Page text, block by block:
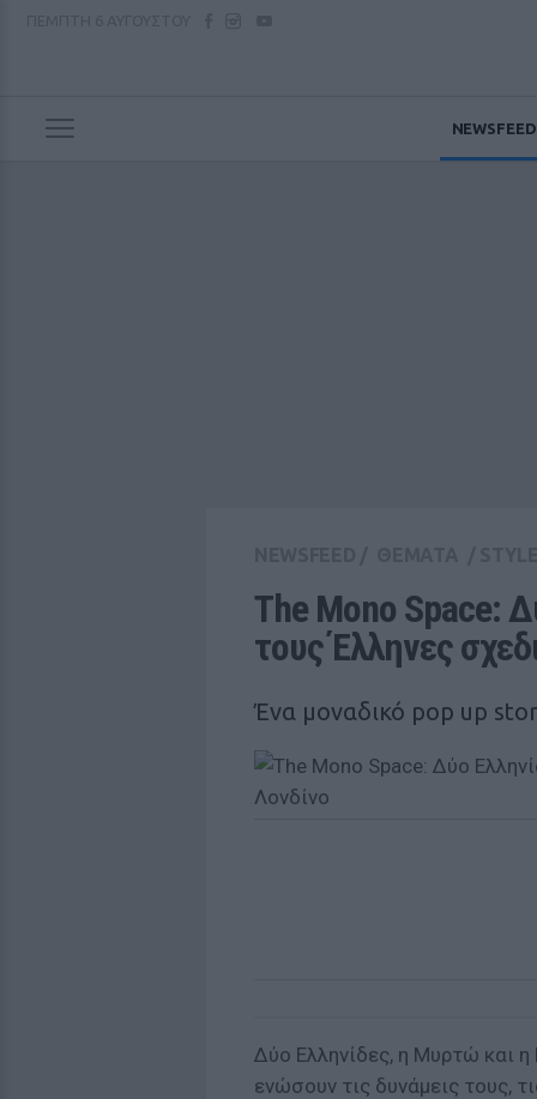
NEWSFEED
The Mono Space:
τoυς Έλληνες
Ένα μοναδικό pop up
Δύο Ελληνίδες, η Μυρτώ και
ενώσουν τις δυνάμεις τους,